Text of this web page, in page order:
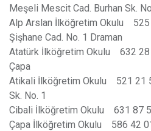
Meşeli Mescit Cad. Burhan Sk.
Alp Arslan İlköğretim Okulu
Şişhane Cad. No. 1 Draman
Atatürk İlköğretim Okulu 632
Çapa
Atikali İlköğretim Okulu 521 21
Sk. No. 1
Cibali İlköğretim Okulu 631 87
Çapa İlköğretim Okulu 586 42